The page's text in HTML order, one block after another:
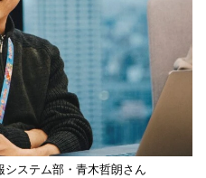
ステム部・青木哲朗さん